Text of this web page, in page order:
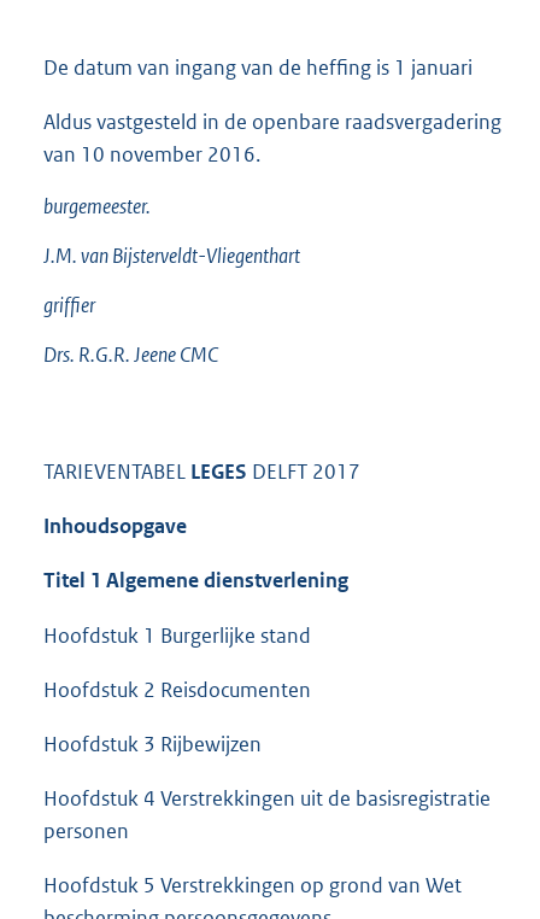
De datum van ingang van de heffing is 1 januari
Aldus vastgesteld in de openbare raadsvergadering
van 10 november 2016.
burgemeester.
J.M. van Bijsterveldt-Vliegenthart
griffier
Drs. R.G.R. Jeene CMC
TARIEVENTABEL LEGES DELFT 2017
Inhoudsopgave
Titel 1 Algemene dienstverlening
Hoofdstuk 1 Burgerlijke stand
Hoofdstuk 2 Reisdocumenten
Hoofdstuk 3 Rijbewijzen
Hoofdstuk 4 Verstrekkingen uit de basisregistratie
personen
Hoofdstuk 5 Verstrekkingen op grond van Wet